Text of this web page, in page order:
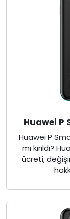
Huawei P
Huawei P
mı kırıldı?
ücreti,